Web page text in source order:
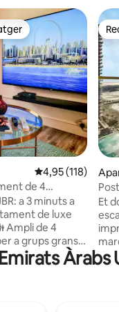
dels viatgers
4,95 de
4,95 (118)
de 4
de la platja i
a 3 minuts a
de luxe
Ampli de 4
a grups grans
millors
nocturns de
Et
Emirats Àrabs